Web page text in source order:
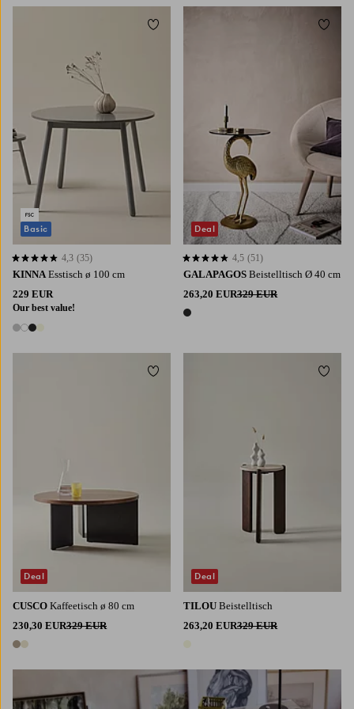
KINNA Esstisch ø 100 cm
229 EUR
Our best value!
4 Farben
4,3 basierend auf 35 Bewertungen
4,3 (35)
Basic
Zu Favoriten hinzufügen
GALAPAGOS Beistelltisch Ø 40 cm
263,20 EUR329 EUR
1 Farbe
4,5 basierend auf 51 Bewertungen
4,5 (51)
Deal
Zu
CUSCO Kaffeetisch ø 80 cm
230,30 EUR329 EUR
2 Farben
Deal
Zu Favoriten hinzufügen
TILOU Beistelltisch
263,20 EUR329 EUR
Deal
Zu